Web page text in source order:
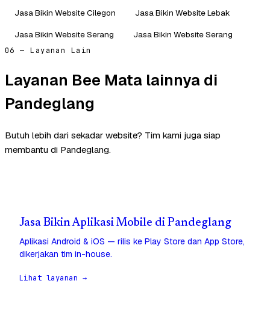
Jasa Bikin Website Cilegon
Jasa Bikin Website Lebak
Jasa Bikin Website Serang
Jasa Bikin Website Serang
06 — Layanan Lain
Layanan Bee Mata lainnya di
Pandeglang
Butuh lebih dari sekadar website? Tim kami juga siap
membantu di Pandeglang.
Jasa Bikin Aplikasi Mobile di Pandeglang
Aplikasi Android & iOS — rilis ke Play Store dan App Store,
dikerjakan tim in-house.
Lihat layanan →